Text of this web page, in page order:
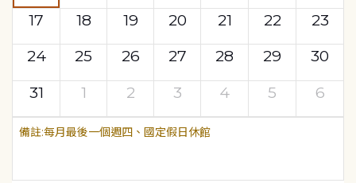
17
18 19 20 21 22
23
24
25 26 27 28 29
30
31
1 2 3 4 5 6
每月最後一個週四、國定假日休館